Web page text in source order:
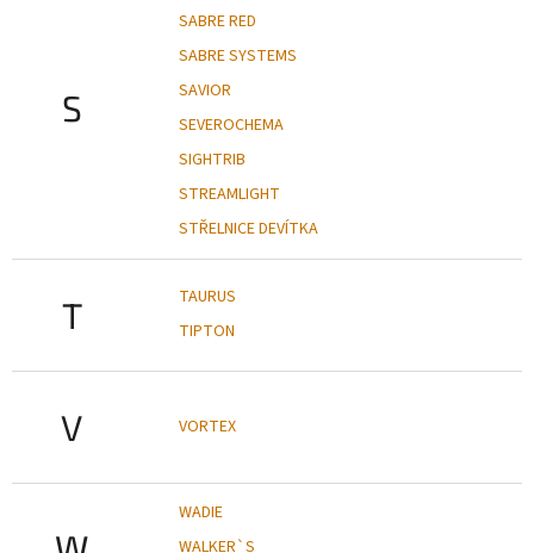
S
SABRE RED
SABRE SYSTEMS
SAVIOR
SEVEROCHEMA
SIGHTRIB
STREAMLIGHT
STŘELNICE DEVÍTKA
T
TAURUS
TIPTON
V VORTEX
WADIE
WALKER`S